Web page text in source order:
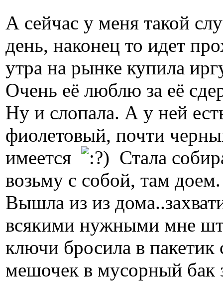
А сейчас у меня такой
день, наконец то идет
утра на рынке купила
Очень её люблю за её
Ну и слопала. А у ней
фиолетовый, почти
имеется
Стала
возьму с собой, там доем.
Вышла из из
всякими нужными мне
ключи бросила в пакетик
мешочек в мусорный бак